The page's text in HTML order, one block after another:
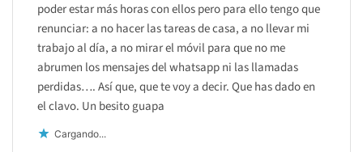
poder estar más horas con ellos pero para ello tengo que
renunciar: a no hacer las tareas de casa, a no llevar mi
trabajo al día, a no mirar el móvil para que no me
abrumen los mensajes del whatsapp ni las llamadas
perdidas…. Así que, que te voy a decir. Que has dado en
el clavo. Un besito guapa
Cargando...